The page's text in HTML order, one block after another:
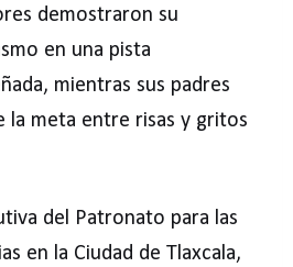
demostraron su
en una pista
mientras sus padres
la meta entre risas y gritos
del Patronato para las
en la Ciudad de Tlaxcala,